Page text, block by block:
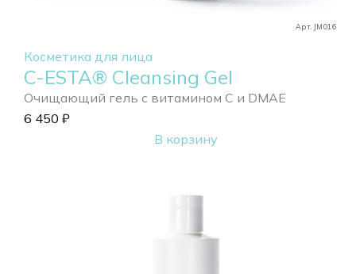
Арт. JM016
Косметика для лица
C-ESTA® Cleansing Gel
Очищающий гель с витамином С и DMAE
6 450 ₽
В корзину